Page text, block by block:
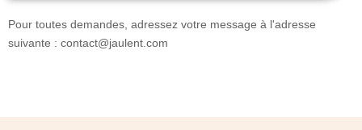
Pour toutes demandes, adressez votre message à l'adresse
suivante : contact@jaulent.com